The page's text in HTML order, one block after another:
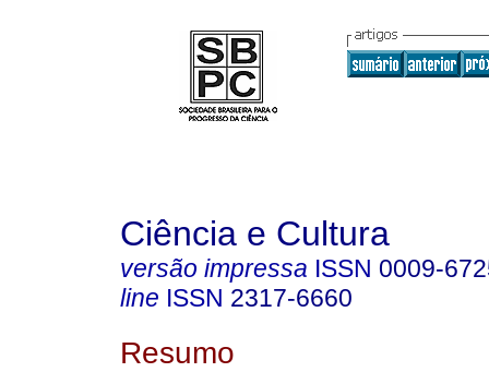
Ciência e Cultura
versão impressa ISSN 0009-
line ISSN 2317-6660
Resumo